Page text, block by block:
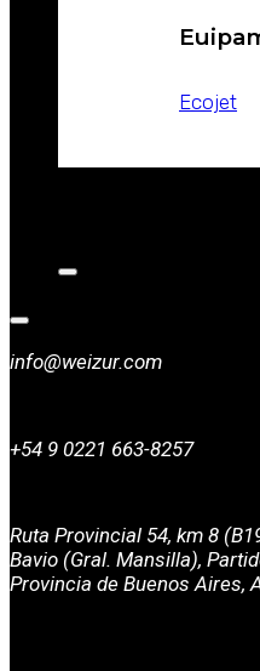
Ecojet
info@weizur.com
+54 9 0221 663-8257
Ruta Provincial 54, km 8
Bavio (Gral. Mansilla),
Provincia de Buenos Aires,